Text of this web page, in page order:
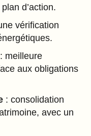
d’action.
vérification
: meilleure
aux obligations
: consolidation
avec un